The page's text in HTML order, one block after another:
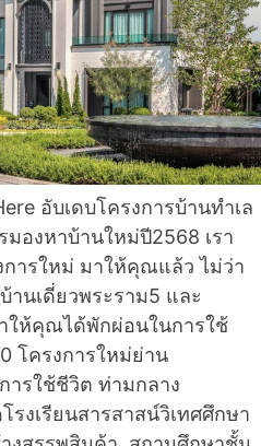
อับเดบโครงการบ้านทำเล
องหาบ้านใหม่ปี2568 เรา
ารใหม่ มาให้คุณแล้ว ไม่ว่า
านเดี่ยวพระราม5 และ
ให้คุณได้พักผ่อนในการใช้
โครงการใหม่ย่าน
รใช้ชีวิต ท่ามกลาง
งเรียนสารสาสน์วิเทศศึกษา